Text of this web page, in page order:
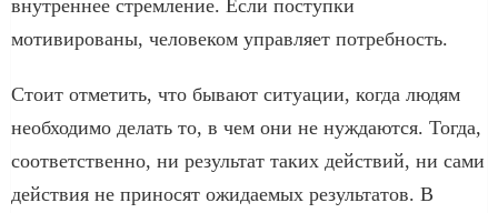
внутреннее стремление. Если поступки
мотивированы, человеком управляет потребность.
Стоит отметить, что бывают ситуации, когда людям
необходимо делать то, в чем они не нуждаются. Тогда,
соответственно, ни результат таких действий, ни сами
действия не приносят ожидаемых результатов. В